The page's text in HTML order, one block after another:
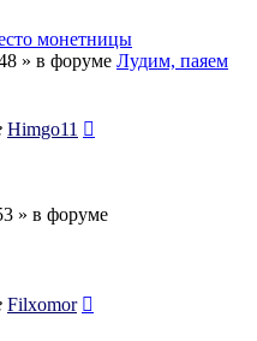
монетницы
» в форуме Лудим, паяем
Himgo11
» в форуме
Filxomor